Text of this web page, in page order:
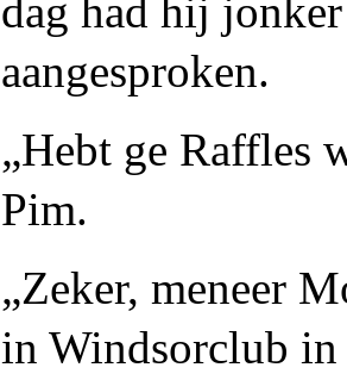
dag had hij
aangesproken.
„Hebt ge Raffles
Pim.
„Zeker, meneer
in Windsorclub